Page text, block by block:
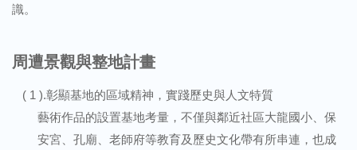
識。
周遭景觀與整地計畫
( 1 ).彰顯基地的區域精神，實踐歷史與人文特質
藝術作品的設置基地考量，不僅與鄰近社區大龍國小、保
安宮、孔廟、老師府等教育及歷史文化帶有所串連，也成